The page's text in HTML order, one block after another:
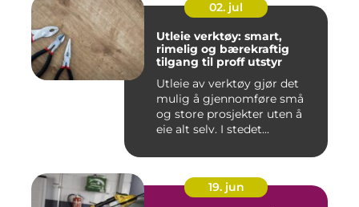
02. jul
Utleie verktøy: smart,
rimelig og bærekraftig
tilgang til proff utstyr
Utleie av verktøy gjør det
mulig å gjennomføre små
og store prosjekter uten å
eie alt selv. I stedet...
19. jun